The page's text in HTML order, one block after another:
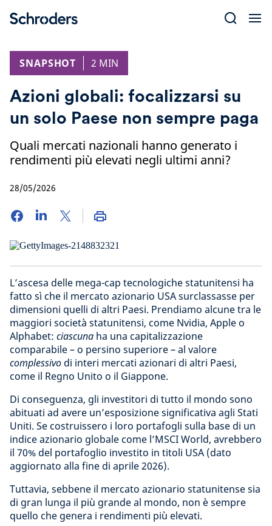
SNAPSHOT
2 MIN
Azioni globali: focalizzarsi su
un solo Paese non sempre paga
Quali mercati nazionali hanno generato i
rendimenti più elevati negli ultimi anni?
28/05/2026
L’ascesa delle mega-cap tecnologiche statunitensi ha
fatto sì che il mercato azionario USA surclassasse per
dimensioni quelli di altri Paesi. Prendiamo alcune tra le
maggiori società statunitensi, come Nvidia, Apple o
Alphabet: ciascuna ha una capitalizzazione
comparabile – o persino superiore – al valore
complessivo di interi mercati azionari di altri Paesi,
come il Regno Unito o il Giappone.
Di conseguenza, gli investitori di tutto il mondo sono
abituati ad avere un’esposizione significativa agli Stati
Uniti. Se costruissero i loro portafogli sulla base di un
indice azionario globale come l’MSCI World, avrebbero
il 70% del portafoglio investito in titoli USA (dato
aggiornato alla fine di aprile 2026).
Tuttavia, sebbene il mercato azionario statunitense sia
di gran lunga il più grande al mondo, non è sempre
quello che genera i rendimenti più elevati.